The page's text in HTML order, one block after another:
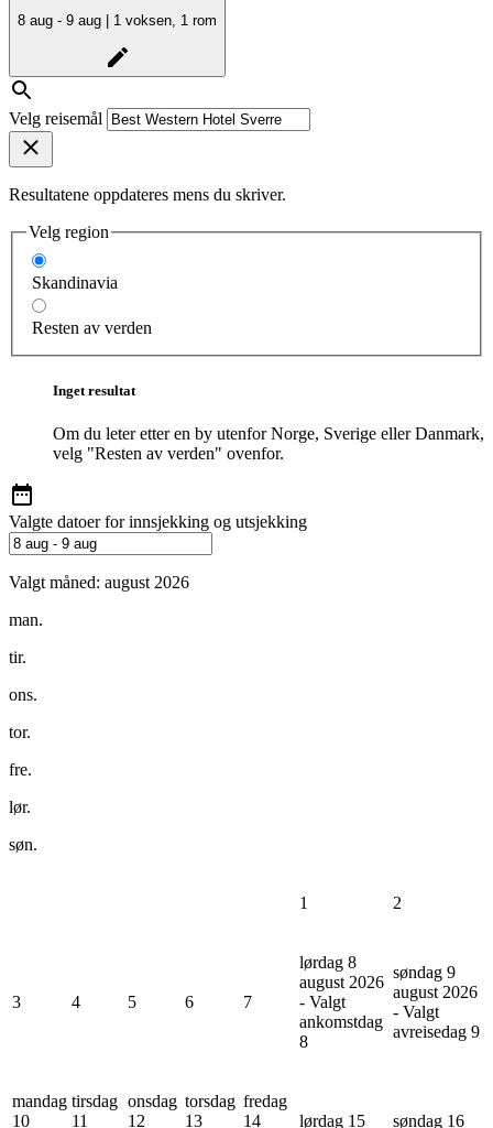
8 aug - 9 aug | 1 voksen, 1 rom
Velg reisemål
Resultatene oppdateres mens du skriver.
Velg region
Skandinavia
Resten av verden
Inget resultat
Om du leter etter en by utenfor Norge, Sverige eller Danmark,
velg "Resten av verden" ovenfor.
Valgte datoer for innsjekking og utsjekking
Valgt måned: august 2026
man.
tir.
ons.
tor.
fre.
lør.
søn.
1 2
3 4 5 6 7
lørdag 8
august 2026
- Valgt
ankomstdag
8
søndag 9
august 2026
- Valgt
avreisedag 9
mandag
10
tirsdag
11
onsdag
12
torsdag
13
fredag
14
lørdag 15 søndag 16